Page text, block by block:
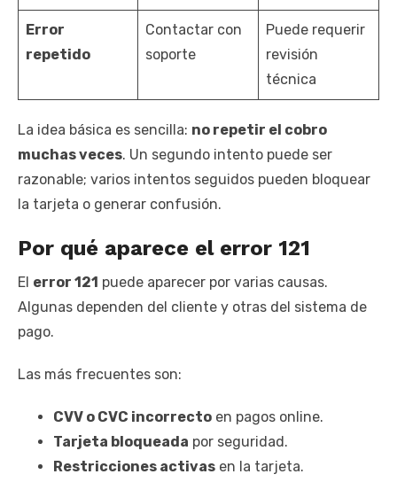
Error
repetido
Contactar con
soporte
Puede requerir
revisión
técnica
La idea básica es sencilla: no repetir el cobro
muchas veces. Un segundo intento puede ser
razonable; varios intentos seguidos pueden bloquear
la tarjeta o generar confusión.
Por qué aparece el error 121
El error 121 puede aparecer por varias causas.
Algunas dependen del cliente y otras del sistema de
pago.
Las más frecuentes son:
CVV o CVC incorrecto en pagos online.
Tarjeta bloqueada por seguridad.
Restricciones activas en la tarjeta.